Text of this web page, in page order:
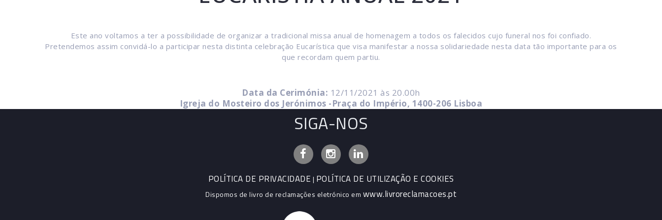
Este ano voltamos a ter a possibilidade de organizar a tradicional missa anual de homenagem a todos os falecidos cujo funeral nos foi confiado.
Pretendemos assim convidá-lo a participar nesta distinta celebração Eucarística que visa manifestar a nossa solidariedade nesta data tão importante para os
que recordam quem partiu.
Data da Cerimónia: 12/11/2021 às 20.00h
Igreja do Mosteiro dos Jerónimos -Praça do Império, 1400-206 Lisboa
SIGA-NOS
Facebook InstagramLinkedin
POLÍTICA DE PRIVACIDADE | POLÍTICA DE UTILIZAÇÃO E COOKIES
Dispomos de livro de reclamações eletrónico em www.livroreclamacoes.pt